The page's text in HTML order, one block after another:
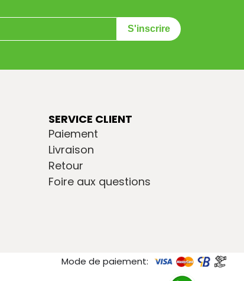
S'inscrire
SERVICE CLIENT
Paiement
Livraison
Retour
Foire aux questions
Mode de paiement: